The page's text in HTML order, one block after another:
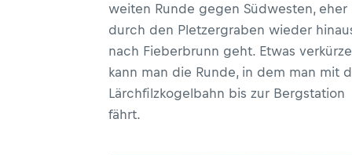
weiten Runde gegen Südwesten, eher
durch den Pletzergraben wieder
nach Fieberbrunn geht. Etwas
kann man die Runde, in dem man mit
Lärchfilzkogelbahn bis zur Bergstation
fährt.